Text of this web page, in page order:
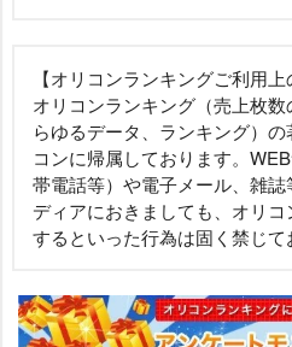
【オリコンランキングご利用上
オリコンランキング（売上枚
らゆるデータ、ランキング）
コンに帰属しております。
帯電話等）や電子メール、雑
ディアにおきましても、オリ
するといった行為は固く禁じて